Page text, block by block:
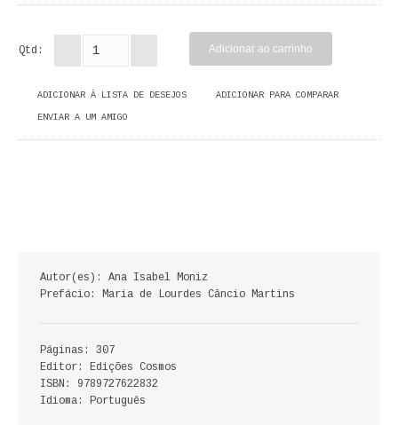
CADERNOS HUMANITAS
DIREITO
ANÁLISE DA ACÇÃO EDUCATIVA
COLEÇÃO PONTO E VÍRGULA
Qtd:
ADICIONAR À LISTA DE DESEJOS ADICIONAR PARA COMPARAR
ENVIAR A UM AMIGO
Autor(es): Ana Isabel Moniz
Prefácio: Maria de Lourdes Câncio Martins
Páginas: 307
Editor: Edições Cosmos
ISBN: 9789727622832
Idioma: Português